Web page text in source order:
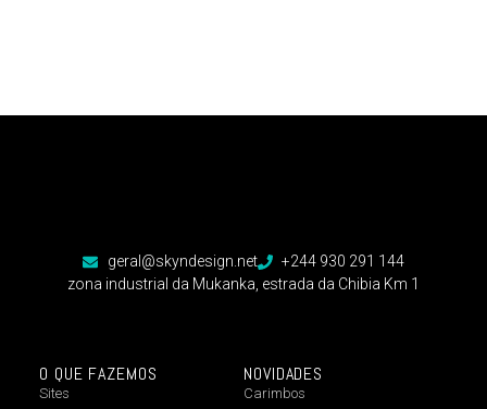
geral@skyndesign.net
+244 930 291 144
zona industrial da Mukanka, estrada da Chibia Km 1
O QUE FAZEMOS
Sites
NOVIDADES
Carimbos